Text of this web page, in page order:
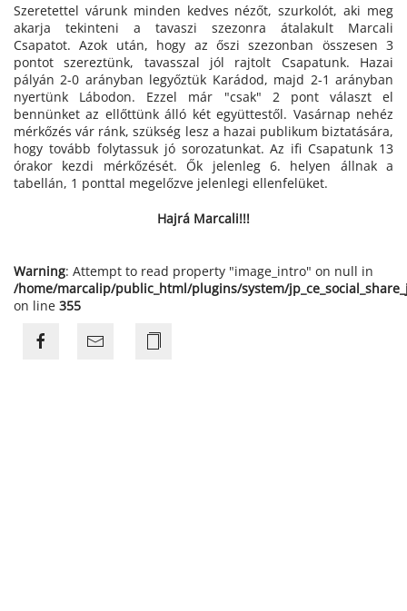
Szeretettel várunk minden kedves nézőt, szurkolót, aki meg
akarja tekinteni a tavaszi szezonra átalakult Marcali
Csapatot. Azok után, hogy az őszi szezonban összesen 3
pontot szereztünk, tavasszal jól rajtolt Csapatunk. Hazai
pályán 2-0 arányban legyőztük Karádod, majd 2-1 arányban
nyertünk Lábodon. Ezzel már "csak" 2 pont választ el
bennünket az ellőttünk álló két együttestől. Vasárnap nehéz
mérkőzés vár ránk, szükség lesz a hazai publikum biztatására,
hogy tovább folytassuk jó sorozatunkat. Az ifi Csapatunk 13
órakor kezdi mérkőzését. Ők jelenleg 6. helyen állnak a
tabellán, 1 ponttal megelőzve jelenlegi ellenfelüket.
Hajrá Marcali!!!
Warning: Attempt to read property "image_intro" on null in
/home/marcalip/public_html/plugins/system/
on line 355